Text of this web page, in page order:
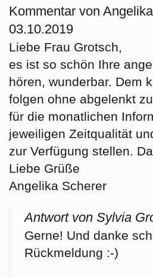
Kommentar von Angelika
03.10.2019
Liebe Frau Grotsch,
es ist so schön Ihre
hören, wunderbar. Dem
folgen ohne abgelenkt
für die monatlichen
jeweiligen Zeitqualität
zur Verfügung stellen.
Liebe Grüße
Angelika Scherer
Antwort von Sylvia
Gerne! Und danke
Rückmeldung :-)